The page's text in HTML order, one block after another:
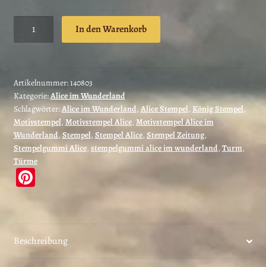
liest
Zeitung
(140803)
Menge
In den Warenkorb
Artikelnummer:140803
Kategorie:Alice im Wunderland
Schlagwörter:Alice im Wunderland,Alice Stempel, König Stempel,
Motivstempel, Motivstempel Alice, Motivstempel Alice im
Wunderland, Stempel, Stempel Alice, Stempel Zeitung,
Stempelgummi Alice, stempelgummi alice im wunderland, Turm,
Türme
Pi
er
es
t
Beschreibung